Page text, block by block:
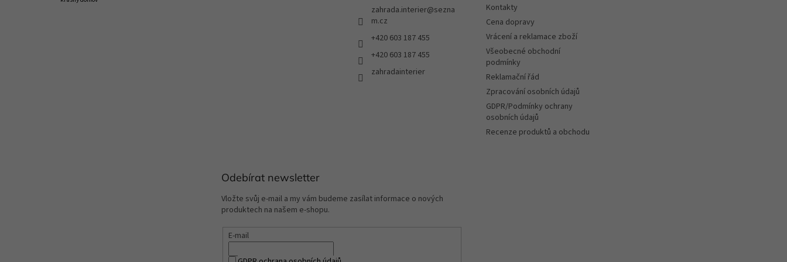
zahrada.interier@sezna
m.cz
+420 603 187 455
+420 603 187 455
zahradainterier
Kontakty
Cena dopravy
Vrácení a reklamace zboží
Všeobecné obchodní
podmínky
Reklamační řád
Zpracování osobních údajů
GDPR/Podmínky ochrany
osobních údajů
Recenze produktů a obchodu
Odebírat newsletter
Vložte svůj e-mail a my vám budeme zasílat informace o nových
produktech na našem e-shopu.
E-mail